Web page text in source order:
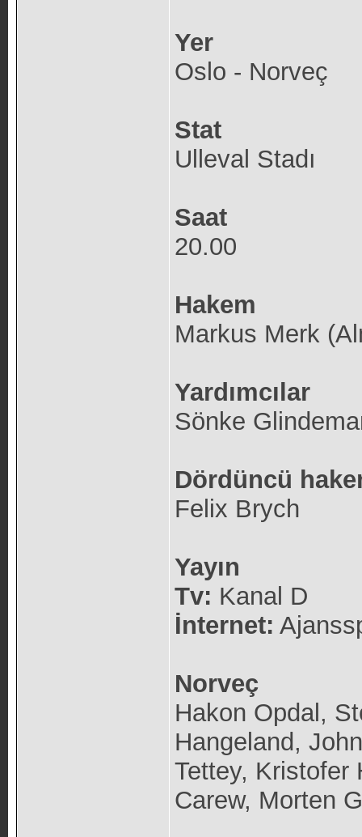
Yer
Oslo - Norveç
Stat
Ulleval Stadı
Saat
20.00
Hakem
Markus Merk
Yardımcılar
Sönke
Dördüncü
Felix Brych
Yayın
Tv: Kanal D
İnternet:
Norveç
Hakon Opdal,
Hangeland,
Tettey, Kristofer
Carew, Morten